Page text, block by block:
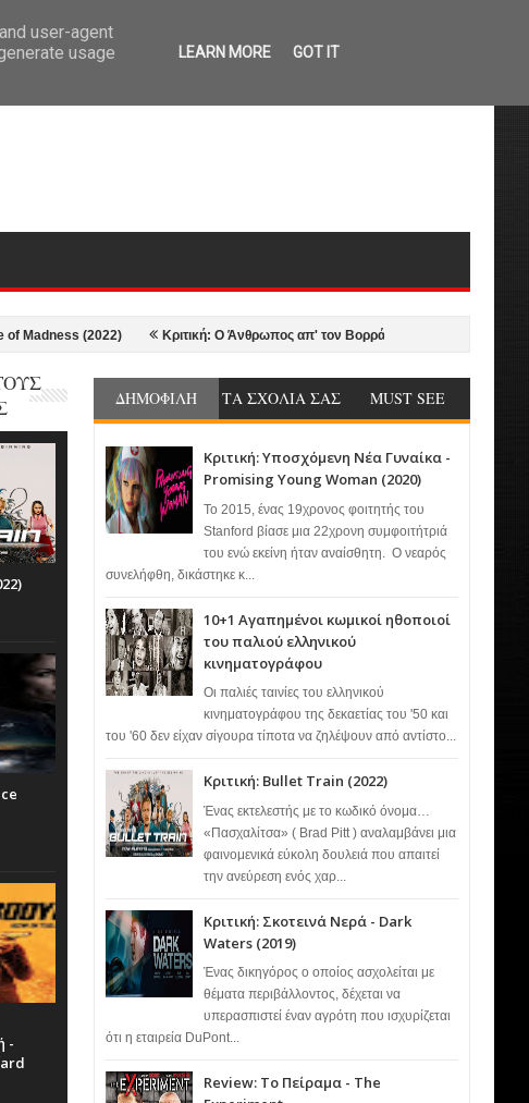
(2022) Κριτική: Ο Άνθρωπος απ' τον Βορρά - The Northman (2022)
ΔΗΜΟΦΙΛΗ ΤΑ ΣΧΟΛΙΑ ΣΑΣ MUST SEE
Κριτική: Υποσχόμενη Νέα Γυναίκα -
Promising Young Woman (2020)
Το 2015, ένας 19χρονος φοιτητής του
Stanford βίασε μια 22χρονη συμφοιτήτριά
του ενώ εκείνη ήταν αναίσθητη. Ο νεαρός
συνελήφθη, δικάστηκε κ...
10+1 Αγαπημένοι κωμικοί ηθοποιοί
του παλιού ελληνικού
κινηματογράφου
Οι παλιές ταινίες του ελληνικού
κινηματογράφου της δεκαετίας του '50 και
του '60 δεν είχαν σίγουρα τίποτα να ζηλέψουν από αντίστο...
Κριτική: Bullet Train (2022)
Ένας εκτελεστής με το κωδικό όνομα…
«Πασχαλίτσα» ( Brad Pitt ) αναλαμβάνει μια
φαινομενικά εύκολη δουλειά που απαιτεί
την ανεύρεση ενός χαρ...
Κριτική: Σκοτεινά Νερά - Dark
Waters (2019)
Ένας δικηγόρος ο οποίος ασχολείται με
θέματα περιβάλλοντος, δέχεται να
υπερασπιστεί έναν αγρότη που ισχυρίζεται
ότι η εταιρεία DuPont...
Review: Το Πείραμα - The
-
user-agent
usage
LEARN MORE GOT IT